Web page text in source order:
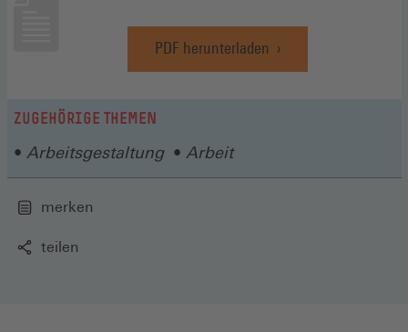
PDF herunterladen
(Öffnet
in
ZUGEHÖRIGE THEMEN
Arbeitsgestaltung Arbeit
merken
teilen